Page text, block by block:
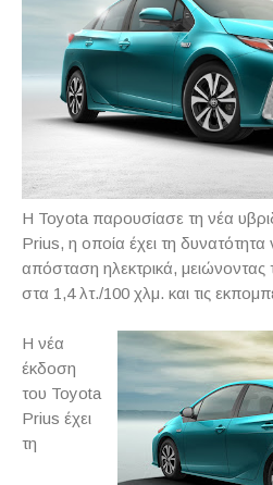
Η Toyota παρουσίασε τη νέα
Prius, η οποία έχει τη δυνατότητα
απόσταση ηλεκτρικά,
στα 1,4 λτ./100 χλμ. και τις
Η νέα
έκδοση
του Toyota
Prius έχει
τη